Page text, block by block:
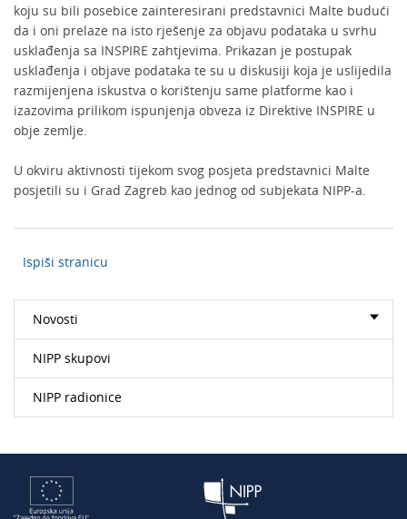
koju su bili posebice zainteresirani predstavnici Malte budući
da i oni prelaze na isto rješenje za objavu podataka u svrhu
usklađenja sa INSPIRE zahtjevima. Prikazan je postupak
usklađenja i objave podataka te su u diskusiji koja je uslijedila
razmijenjena iskustva o korištenju same platforme kao i
izazovima prilikom ispunjenja obveza iz Direktive INSPIRE u
obje zemlje.
U okviru aktivnosti tijekom svog posjeta predstavnici Malte
posjetili su i Grad Zagreb kao jednog od subjekata NIPP-a.
Ispiši stranicu
Novosti
NIPP skupovi
NIPP radionice